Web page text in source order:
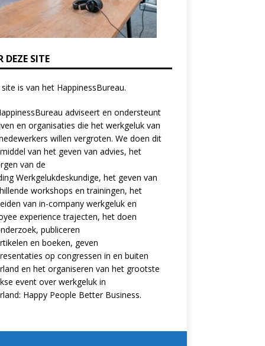
DEZE SITE
is van het HappinessBureau.
adviseert en ondersteunt
en organisaties die het werkgeluk van
willen vergroten. We doen dit
van het geven van advies, het
van de
Werkgelukdeskundige, het geven van
workshops en trainingen, het
van in-company werkgeluk en
experiencetrajecten, het doen
, publiceren
en boeken, geven
op congressen in en buiten
en het organiseren van het grootste
event over werkgeluk in
Happy People Better Business.